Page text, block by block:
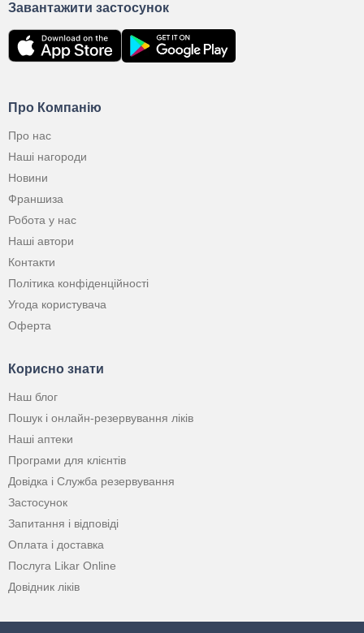
Про Компанію
Про нас
Наші нагороди
Новини
Франшиза
Робота у нас
Наші автори
Контакти
Політика конфіденційності
Угода користувача
Оферта
Корисно знати
Наш блог
Пошук і онлайн-резервування ліків
Наші аптеки
Програми для клієнтів
Довідка і Служба резервування
Застосунок
Запитання і відповіді
Оплата і доставка
Послуга Likar Online
Довідник ліків
Завантажити застосунок